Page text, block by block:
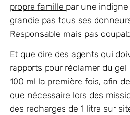
propre famille par une
grandie pas tous ses
Responsable mais pas
Et que dire des agents qui
rapports pour réclamer du
100 ml la première fois, afin
que nécessaire lors des
des recharges de 1 litre sur